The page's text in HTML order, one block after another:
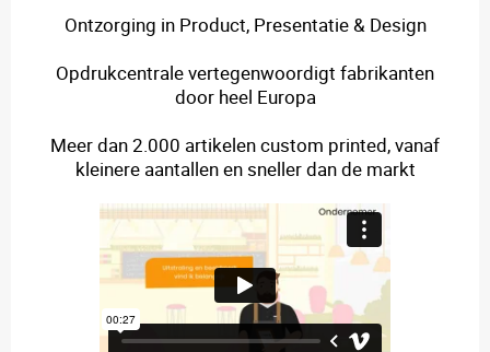
Ontzorging in Product, Presentatie & Design
Opdrukcentrale vertegenwoordigt fabrikanten
door heel Europa
Meer dan 2.000 artikelen custom printed, vanaf
kleinere aantallen en sneller dan de markt